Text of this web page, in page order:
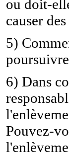
ou doit-
causer
5)
6) Dans
Pouvez-